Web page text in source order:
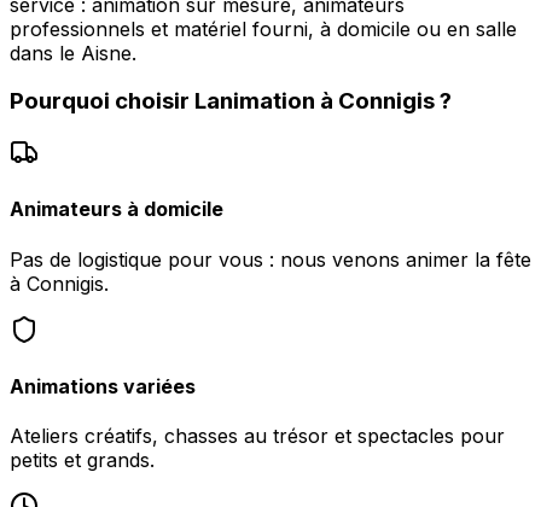
professionnels et matériel fourni, à domicile ou en salle
dans le Aisne.
Pourquoi choisir Lanimation à Connigis?
Animateurs à domicile
Pas de logistique pour vous : nous venons animer la fête
à Connigis.
Animations variées
Ateliers créatifs, chasses au trésor et spectacles pour
petits et grands.